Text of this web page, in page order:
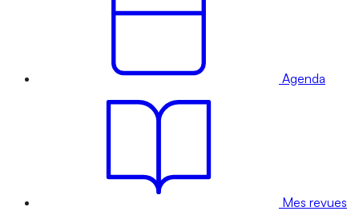
Agenda
Mes revues